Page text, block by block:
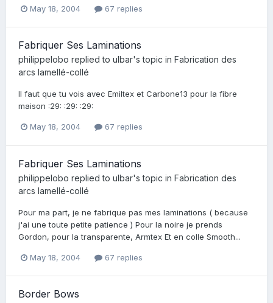
May 18, 2004 67 replies
Fabriquer Ses Laminations
philippelobo replied to ulbar's topic in Fabrication des
arcs lamellé-collé
Il faut que tu vois avec Emiltex et Carbone13 pour la fibre
maison :29: :29: :29:
May 18, 2004 67 replies
Fabriquer Ses Laminations
philippelobo replied to ulbar's topic in Fabrication des
arcs lamellé-collé
Pour ma part, je ne fabrique pas mes laminations ( because
j'ai une toute petite patience ) Pour la noire je prends
Gordon, pour la transparente, Armtex Et en colle Smooth...
May 18, 2004 67 replies
Border Bows